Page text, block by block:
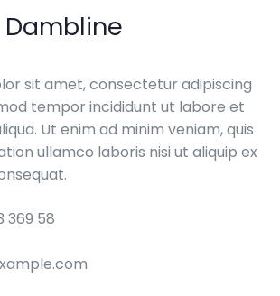
Dambline
sit amet, consectetur adipiscing
tempor incididunt ut labore et
Ut enim ad minim veniam, quis
ullamco laboris nisi ut aliquip ex
369 58